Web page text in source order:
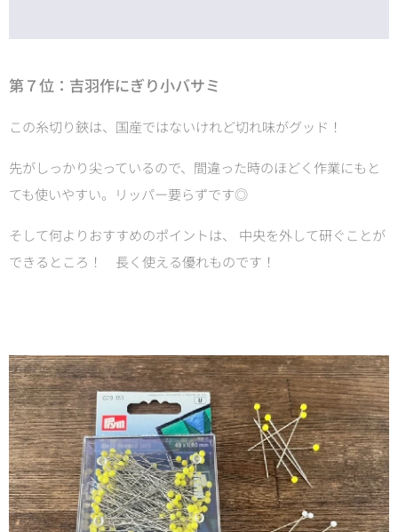
第７位： 吉羽作にぎり小バサミ
この糸切り鋏は、国産ではないけれど切れ味がグッド！
先がしっかり尖っているので、間違った時のほどく作業にもと
ても使いやすい。リッパー要らずです◎
そして何よりおすすめのポイントは、 中央を外して研ぐことが
できるところ！ 長く使える優れものです！✨✨